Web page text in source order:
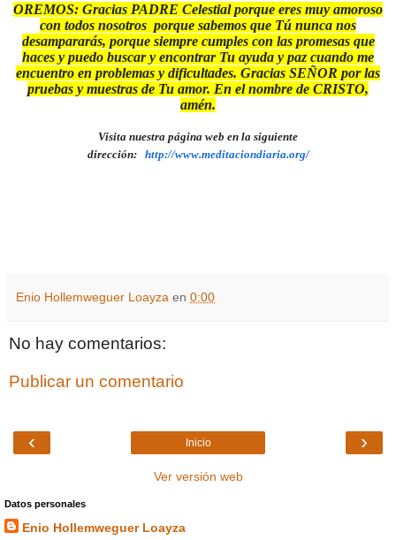
OREMOS: Gracias PADRE Celestial porque eres muy amoroso
con todos nosotros porque sabemos que Tú nunca nos
desampararás, porque siempre cumples con las promesas que
haces y puedo buscar y encontrar Tu ayuda y paz cuando me
encuentro en problemas y dificultades. Gracias SEÑOR por las
pruebas y muestras de Tu amor. En el nombre de CRISTO,
amén.
Visita nuestra página web en la siguiente
dirección: http://www.meditaciondiaria.org/
Enio Hollemweguer Loayza en 0:00
No hay comentarios:
Publicar un comentario
‹ ›
Inicio
Ver versión web
Datos personales
Enio Hollemweguer Loayza